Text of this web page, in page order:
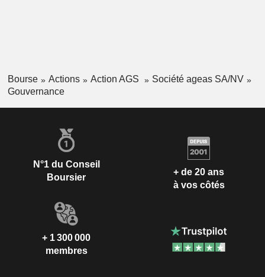
Bourse Actions Action AGS
Société ageas SA/NV
Gouvernance
N°1 du Conseil
Boursier
+ de 20 ans
à vos côtés
+ 1 300 000
membres